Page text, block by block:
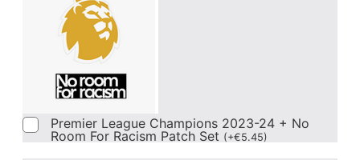
Premier League Champions 2023-24 + No
Room For Racism Patch Set (+€5.45)